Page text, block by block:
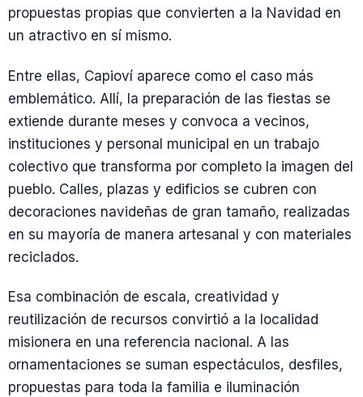
propuestas propias que convierten a la Navidad en
un atractivo en sí mismo.
Entre ellas, Capioví aparece como el caso más
emblemático. Allí, la preparación de las fiestas se
extiende durante meses y convoca a vecinos,
instituciones y personal municipal en un trabajo
colectivo que transforma por completo la imagen del
pueblo. Calles, plazas y edificios se cubren con
decoraciones navideñas de gran tamaño, realizadas
en su mayoría de manera artesanal y con materiales
reciclados.
Esa combinación de escala, creatividad y
reutilización de recursos convirtió a la localidad
misionera en una referencia nacional. A las
ornamentaciones se suman espectáculos, desfiles,
propuestas para toda la familia e iluminación